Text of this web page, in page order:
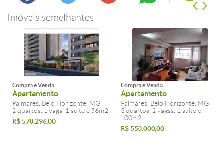
Imóveis semelhantes
Compra e Venda
Apartamento
Palmares, Belo Horizonte, MG
2 quartos, 1 vaga, 1 suite e 56m2
R$ 570.296,00
Compra e Venda
Apartamento
Palmares, Belo Horizonte, MG
3 quartos, 2 vagas, 1 suite e
100m2
R$ 550.000,00